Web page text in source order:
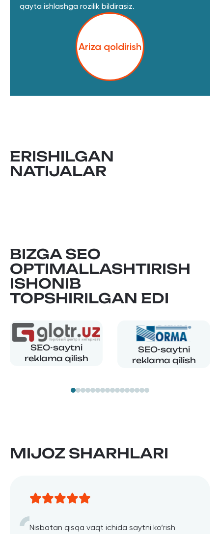
qayta ishlashga rozilik bildirasiz.
Ariza qoldirish
ERISHILGAN
NATIJALAR
BIZGA SEO
OPTIMALLASHTIRISH
ISHONIB
TOPSHIRILGAN EDI
SEO-saytni
reklama qilish
SEO-saytni
reklama qilish
MIJOZ SHARHLARI
Nisbatan qisqa vaqt ichida saytni ko‘rish